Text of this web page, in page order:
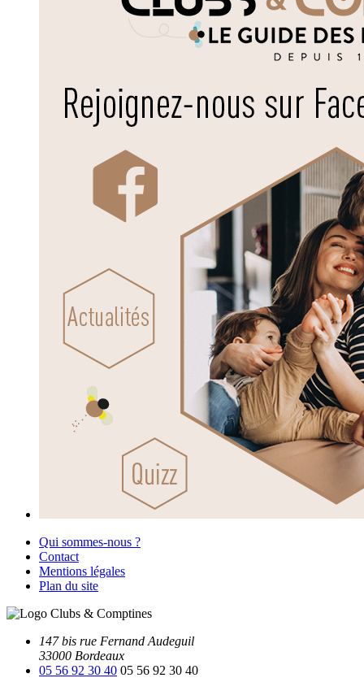
Qui sommes-nous ?
Contact
Mentions légales
Plan du site
147 bis rue Fernand Audeguil
33000 Bordeaux
05 56 92 30 40 05 56 92 30 40